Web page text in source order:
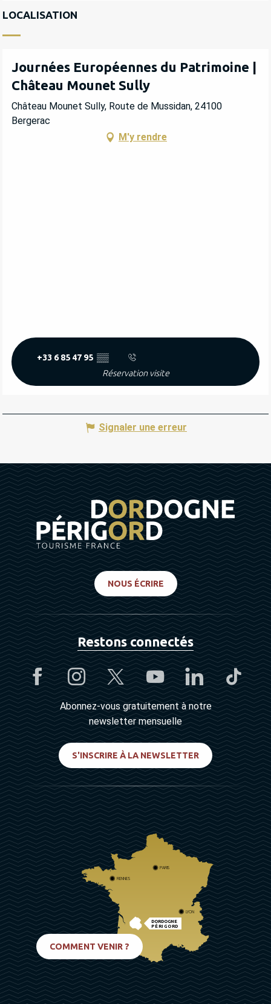
LOCALISATION
Journées Européennes du Patrimoine |
Château Mounet Sully
Château Mounet Sully, Route de Mussidan, 24100
Bergerac
M'y rendre
+33 6 85 47 95 ▒▒
Réservation visite
Signaler une erreur
NOUS ÉCRIRE
Restons connectés
Abonnez-vous gratuitement à notre
newsletter mensuelle
S'INSCRIRE À LA NEWSLETTER
DORDOGNE
PÉRIGORD
PARIS
RENNES
LYON
COMMENT VENIR ?